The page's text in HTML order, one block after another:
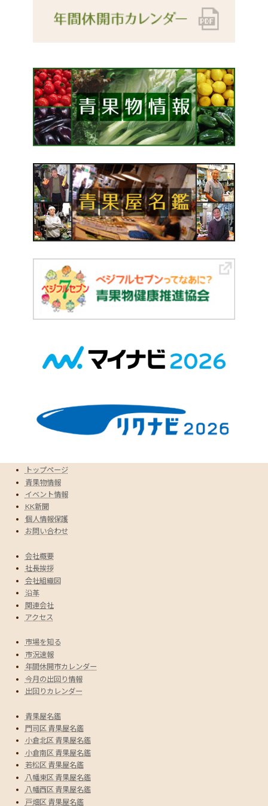
トップページ
青果物情報
イベント情報
KK新聞
個人情報保護
お問い合わせ
会社概要
社長挨拶
会社組織図
沿革
関連会社
アクセス
市場を知る
市況速報
年間休開市カレンダー
今月の出回り情報
出回りカレンダー
青果屋名鑑
門司区 青果屋名鑑
小倉北区 青果屋名鑑
小倉南区 青果屋名鑑
若松区 青果屋名鑑
八幡東区 青果屋名鑑
八幡西区 青果屋名鑑
戸畑区 青果屋名鑑